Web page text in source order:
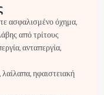
ασφαλισμένο όχημα,
από τρίτους
ανταπεργία,
ηφαιστειακή